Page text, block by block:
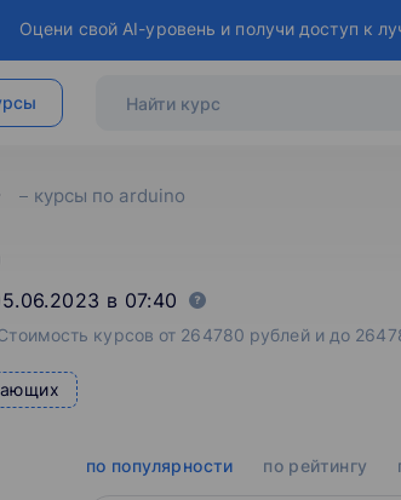
Оцени свой AI-уровень и получи доступ к
курсы по arduino
в 07:40
курсов от 264780 рублей и до
по популярности по рейтингу